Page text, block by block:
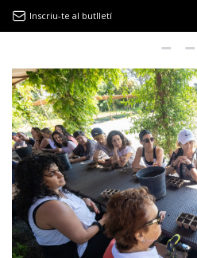
EL CLÀSSIC |
“LA VIDA ÉS COM LA MAR:
NOVETATS
EL CLÀSSIC | ELS
Inscriu-te al butlletí